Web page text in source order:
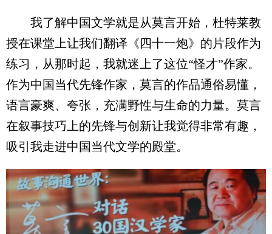
我了解中国文学就是从莫言开始，杜特莱教
授在课堂上让我们翻译《四十一炮》的片段作为
练习，从那时起，我就迷上了这位“怪才”作家。
作为中国当代先锋作家，莫言的作品通俗易懂，
语言豪爽、夸张，充满野性与生命的力量。莫言
在叙事技巧上的先锋与创新让我觉得非常有趣，
吸引我走进中国当代文学的殿堂。